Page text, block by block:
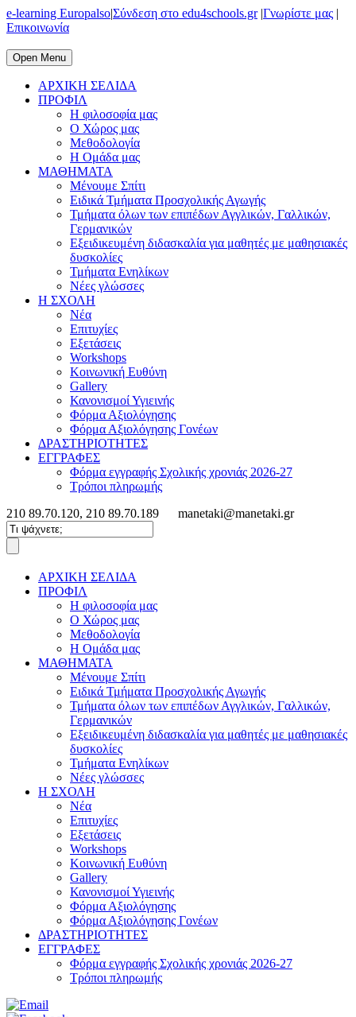
e-learning Europalso|Σύνδεση στο edu4schools.gr|Γνωρίστε μας |
Επικοινωνία
Open Menu
ΑΡΧΙΚΗ ΣΕΛΙΔΑ
ΠΡΟΦΙΛ
Η φιλοσοφία μας
Ο Χώρος μας
Μεθοδολογία
Η Ομάδα μας
ΜΑΘΗΜΑΤΑ
Μένουμε Σπίτι
Ειδικά Τμήματα Προσχολικής Αγωγής
Τμήματα όλων των επιπέδων Αγγλικών, Γαλλικών,
Γερμανικών
Εξειδικευμένη διδασκαλία για μαθητές με μαθησιακές
δυσκολίες
Τμήματα Ενηλίκων
Νέες γλώσσες
Η ΣΧΟΛΗ
Νέα
Επιτυχίες
Εξετάσεις
Workshops
Κοινωνική Ευθύνη
Gallery
Κανονισμοί Υγιεινής
Φόρμα Αξιολόγησης
Φόρμα Αξιολόγησης Γονέων
ΔΡΑΣΤΗΡΙΟΤΗΤΕΣ
ΕΓΓΡΑΦΕΣ
Φόρμα εγγραφής Σχολικής χρονιάς 2026-27
Τρόποι πληρωμής
210 89.70.120, 210 89.70.189
manetaki@manetaki.gr
ΑΡΧΙΚΗ ΣΕΛΙΔΑ
ΠΡΟΦΙΛ
Η φιλοσοφία μας
Ο Χώρος μας
Μεθοδολογία
Η Ομάδα μας
ΜΑΘΗΜΑΤΑ
Μένουμε Σπίτι
Ειδικά Τμήματα Προσχολικής Αγωγής
Τμήματα όλων των επιπέδων Αγγλικών, Γαλλικών,
Γερμανικών
Εξειδικευμένη διδασκαλία για μαθητές με μαθησιακές
δυσκολίες
Τμήματα Ενηλίκων
Νέες γλώσσες
Η ΣΧΟΛΗ
Νέα
Επιτυχίες
Εξετάσεις
Workshops
Κοινωνική Ευθύνη
Gallery
Κανονισμοί Υγιεινής
Φόρμα Αξιολόγησης
Φόρμα Αξιολόγησης Γονέων
ΔΡΑΣΤΗΡΙΟΤΗΤΕΣ
ΕΓΓΡΑΦΕΣ
Φόρμα εγγραφής Σχολικής χρονιάς 2026-27
Τρόποι πληρωμής